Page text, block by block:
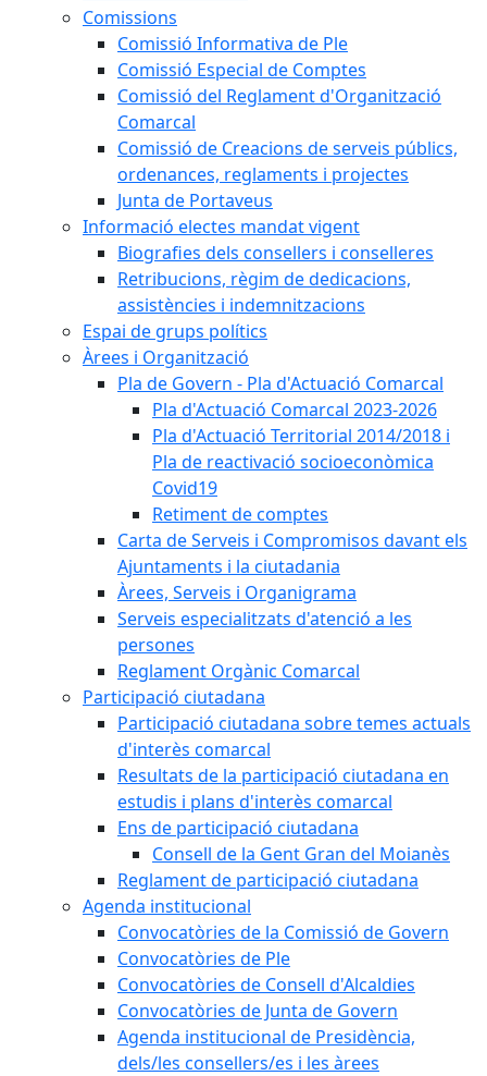
Comissions
Comissió Informativa de Ple
Comissió Especial de Comptes
Comissió del Reglament d'Organització
Comarcal
Comissió de Creacions de serveis públics,
ordenances, reglaments i projectes
Junta de Portaveus
Informació electes mandat vigent
Biografies dels consellers i conselleres
Retribucions, règim de dedicacions,
assistències i indemnitzacions
Espai de grups polítics
Àrees i Organització
Pla de Govern - Pla d'Actuació Comarcal
Pla d'Actuació Comarcal 2023-2026
Pla d'Actuació Territorial 2014/2018 i
Pla de reactivació socioeconòmica
Covid19
Retiment de comptes
Carta de Serveis i Compromisos davant els
Ajuntaments i la ciutadania
Àrees, Serveis i Organigrama
Serveis especialitzats d'atenció a les
persones
Reglament Orgànic Comarcal
Participació ciutadana
Participació ciutadana sobre temes actuals
d'interès comarcal
Resultats de la participació ciutadana en
estudis i plans d'interès comarcal
Ens de participació ciutadana
Consell de la Gent Gran del Moianès
Reglament de participació ciutadana
Agenda institucional
Convocatòries de la Comissió de Govern
Convocatòries de Ple
Convocatòries de Consell d'Alcaldies
Convocatòries de Junta de Govern
Agenda institucional de Presidència,
dels/les consellers/es i les àrees